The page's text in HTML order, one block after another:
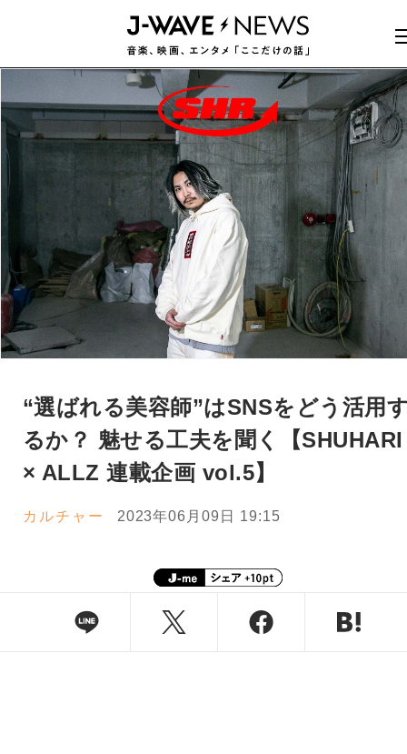
“選ばれる美容師”はSNSをどう活用
るか？ 魅せる工夫を聞く【SHUHARI
× ALLZ 連載企画 vol.5】
カルチャー 2023年06月09日 19:15